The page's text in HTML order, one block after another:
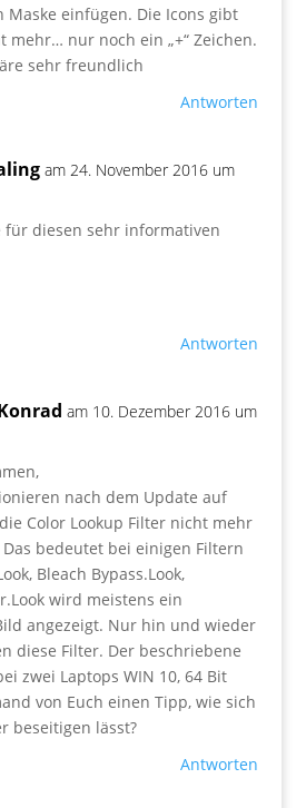
Maske einfügen. Die Icons gibt
mehr… nur noch ein „+“ Zeichen.
sehr freundlich
Antworten
am 24. November 2016 um
für diesen sehr informativen
Antworten
am 10. Dezember 2016 um
nach dem Update auf
die Color Lookup Filter nicht mehr
bedeutet bei einigen Filtern
Bleach Bypass.Look,
wird meistens ein
angezeigt. Nur hin und wieder
diese Filter. Der beschriebene
zwei Laptops WIN 10, 64 Bit
von Euch einen Tipp, wie sich
beseitigen lässt?
Antworten